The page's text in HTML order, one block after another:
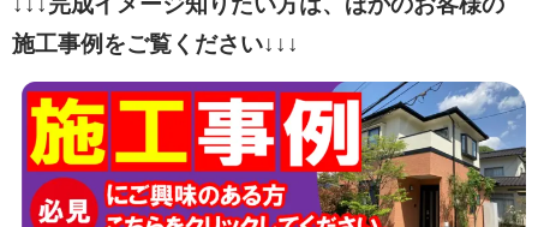
施工事例をご覧ください↓↓↓